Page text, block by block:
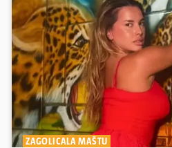
ZAGOLICALA MAŠTU